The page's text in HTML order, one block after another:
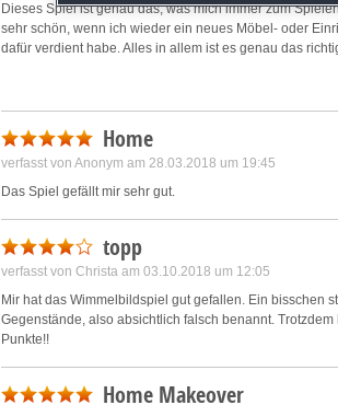
Dieses Spiel ist genau das, was mich immer zum
sehr schön, wenn ich wieder ein neues Möbel- oder
dafür verdient habe. Alles in allem ist es genau das
Home
verfasst von Anonym am 28.03.2018 um 19:45
Das Spiel gefällt mir sehr gut.
topp
verfasst von Christa am 03.10.2018 um 12:05
Mir hat das Wimmelbildspiel gut gefallen. Ein bisschen
Gegenstände, also absichtlich falsch benannt.
Punkte!!
Home Makeover
Save and communicate